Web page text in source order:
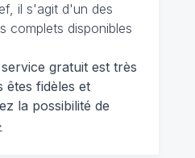
il s'agit d'un des
complets disponibles
gratuit est très
êtes fidèles et
la possibilité de